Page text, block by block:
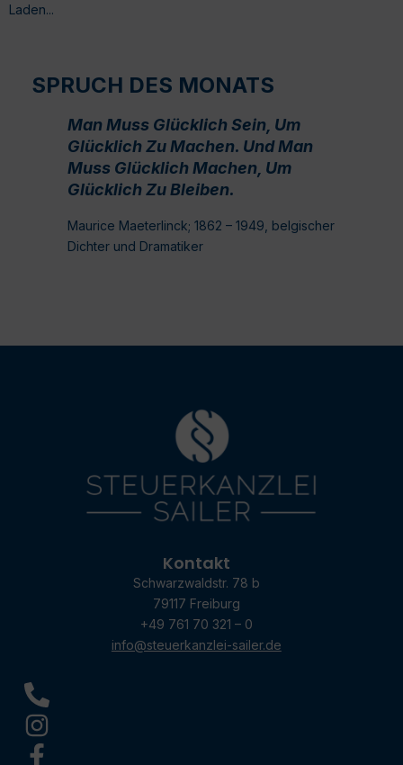
Laden...
SPRUCH DES MONATS
Man Muss Glücklich Sein, Um
Glücklich Zu Machen. Und Man
Muss Glücklich Machen, Um
Glücklich Zu Bleiben.
Maurice Maeterlinck; 1862 – 1949, belgischer
Dichter und Dramatiker
Kontakt
Schwarzwaldstr. 78 b
79117 Freiburg
+49 761 70 321 – 0
info@steuerkanzlei-sailer.de